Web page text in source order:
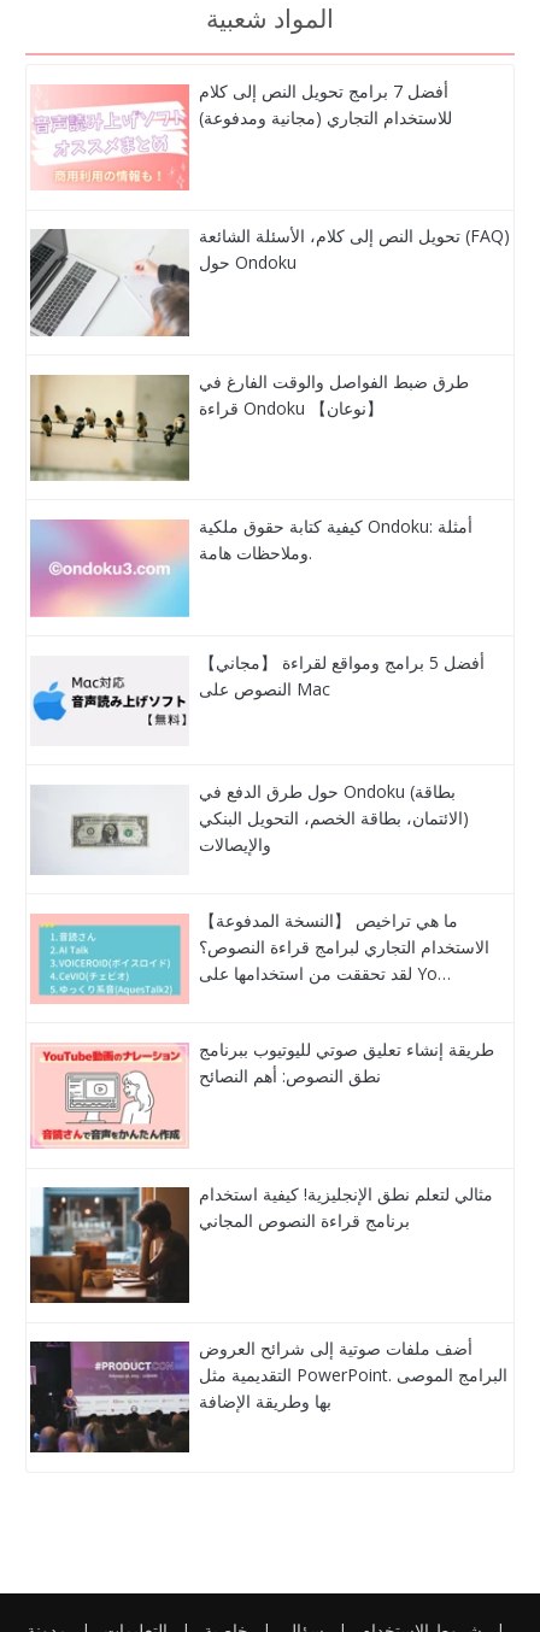
المواد شعبية
أفضل 7 برامج تحويل النص إلى كلام
للاستخدام التجاري (مجانية ومدفوعة)
تحويل النص إلى كلام، الأسئلة الشائعة (FAQ)
حول Ondoku
طرق ضبط الفواصل والوقت الفارغ في
قراءة Ondoku 【نوعان】
كيفية كتابة حقوق ملكية Ondoku: أمثلة
وملاحظات هامة.
【مجاني】 أفضل 5 برامج ومواقع لقراءة
النصوص على Mac
حول طرق الدفع في Ondoku (بطاقة
الائتمان، بطاقة الخصم، التحويل البنكي)
والإيصالات
【النسخة المدفوعة】 ما هي تراخيص
الاستخدام التجاري لبرامج قراءة النصوص؟
لقد تحققت من استخدامها على Yo…
طريقة إنشاء تعليق صوتي لليوتيوب ببرنامج
نطق النصوص: أهم النصائح
مثالي لتعلم نطق الإنجليزية! كيفية استخدام
برنامج قراءة النصوص المجاني
أضف ملفات صوتية إلى شرائح العروض
التقديمية مثل PowerPoint. البرامج الموصى
بها وطريقة الإضافة